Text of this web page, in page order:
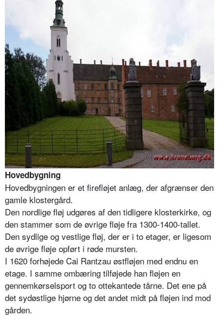
Hovedbygning
Hovedbygningen er et firefløjet anlæg, der afgrænser den
gamle klostergård.
Den nordlige fløj udgøres af den tidligere klosterkirke, og
den stammer som de øvrige fløje fra 1300-1400-tallet.
Den sydlige og vestlige fløj, der er i to etager, er ligesom
de øvrige fløje opført i røde mursten.
I 1620 forhøjede Cai Rantzau østfløjen med endnu en
etage. I samme ombæring tilføjede han fløjen en
gennemkørselsport og to ottekantede tårne. Det ene på
det sydøstlige hjørne og det andet midt på fløjen ind mod
gården.